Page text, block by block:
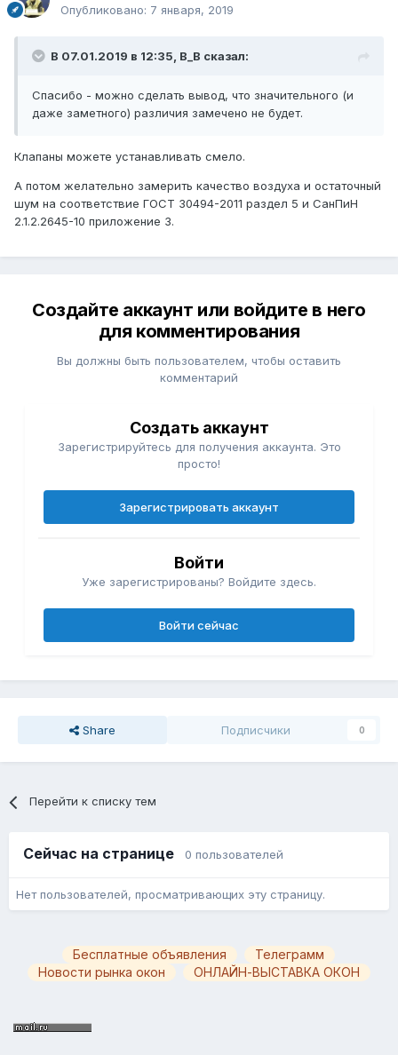
Опубликовано: 7 января, 2019
В 07.01.2019 в 12:35, B_B сказал:
Спасибо - можно сделать вывод, что значительного (и
даже заметного) различия замечено не будет.
Клапаны можете устанавливать смело.
А потом желательно замерить качество воздуха и остаточный
шум на соответствие ГОСТ 30494-2011 раздел 5 и СанПиН
2.1.2.2645-10 приложение 3.
Создайте аккаунт или войдите в него
для комментирования
Вы должны быть пользователем, чтобы оставить
комментарий
Создать аккаунт
Зарегистрируйтесь для получения аккаунта. Это
просто!
Зарегистрировать аккаунт
Войти
Уже зарегистрированы? Войдите здесь.
Войти сейчас
Share Подписчики 0
Перейти к списку тем
Сейчас на странице 0 пользователей
Нет пользователей, просматривающих эту страницу.
Бесплатные объявления
Телеграмм
Новости рынка окон
ОНЛАЙН-ВЫСТАВКА ОКОН